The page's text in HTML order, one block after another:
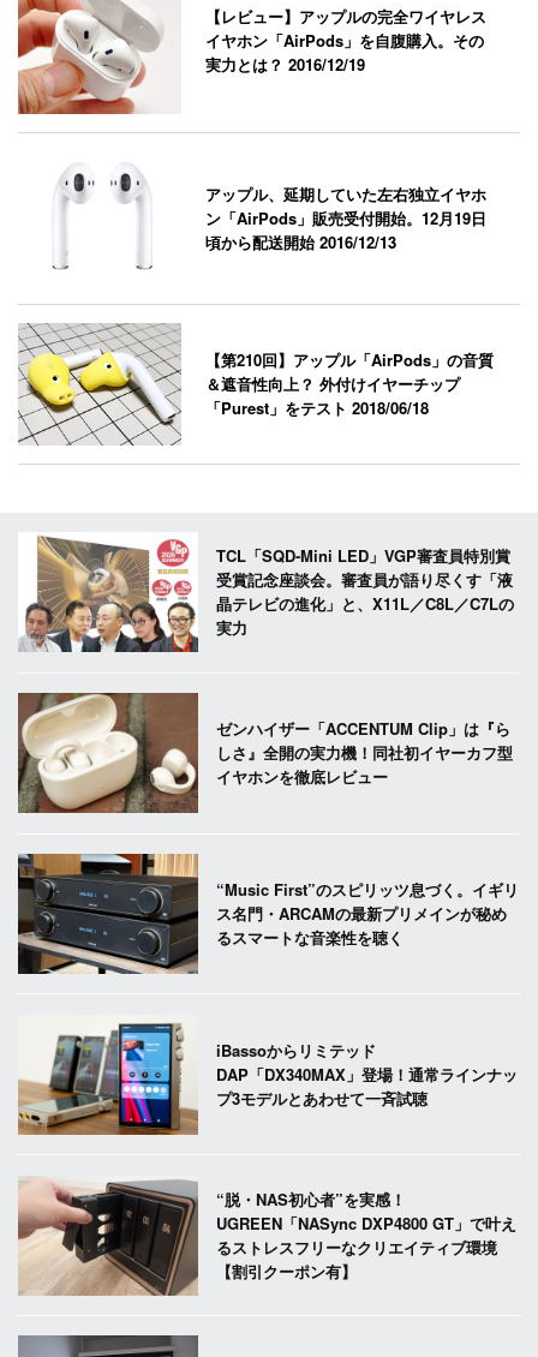
【レビュー】アップルの完全ワイヤレス
イヤホン「AirPods」を自腹購入。その
実力とは？2016/12/19
アップル、延期していた左右独立イヤホ
ン「AirPods」販売受付開始。12月19日
頃から配送開始2016/12/13
【第210回】アップル「AirPods」の音質
＆遮音性向上？ 外付けイヤーチップ
「Purest」をテスト2018/06/18
TCL「SQD-Mini LED」VGP審査員特別賞
受賞記念座談会。審査員が語り尽くす「液
晶テレビの進化」と、X11L／C8L／C7Lの
実力
ゼンハイザー「ACCENTUM Clip」は『ら
しさ』全開の実力機！同社初イヤーカフ型
イヤホンを徹底レビュー
“Music First”のスピリッツ息づく。イギリ
ス名門・ARCAMの最新プリメインが秘め
るスマートな音楽性を聴く
iBassoからリミテッド
DAP「DX340MAX」登場！通常ラインナッ
プ3モデルとあわせて一斉試聴
“脱・NAS初心者”を実感！
UGREEN「NASync DXP4800 GT」で叶え
るストレスフリーなクリエイティブ環境
【割引クーポン有】